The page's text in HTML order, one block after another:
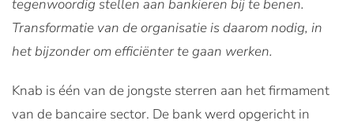
tegenwoordig stellen aan bankieren bij te benen.
Transformatie van de organisatie is daarom nodig, in
het bijzonder om efficiënter te gaan werken.
Knab is één van de jongste sterren aan het firmament
van de bancaire sector. De bank werd opgericht in